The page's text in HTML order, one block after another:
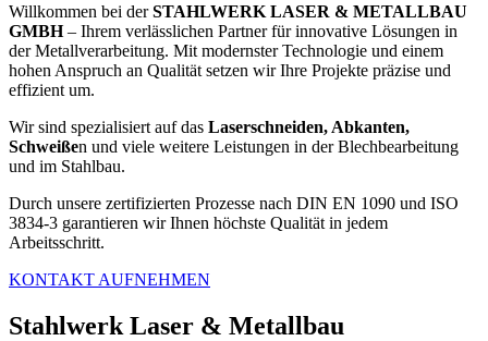
Willkommen bei derSTAHLWERK LASER & METALLBAU
GMBH– Ihrem verlässlichen Partner für innovative Lösungen in
der Metallverarbeitung. Mit modernster Technologie und einem
hohen Anspruch an Qualität setzen wir Ihre Projekte präzise und
effizient um.
Wir sind spezialisiert auf das Laserschneiden, Abkanten,
Schweißen und viele weitere Leistungen in der Blechbearbeitung
und im Stahlbau.
Durch unsere zertifizierten Prozesse nach DIN EN 1090 und ISO
3834-3 garantieren wir Ihnen höchste Qualität in jedem
Arbeitsschritt.
KONTAKT AUFNEHMEN
Stahlwerk Laser & Metallbau